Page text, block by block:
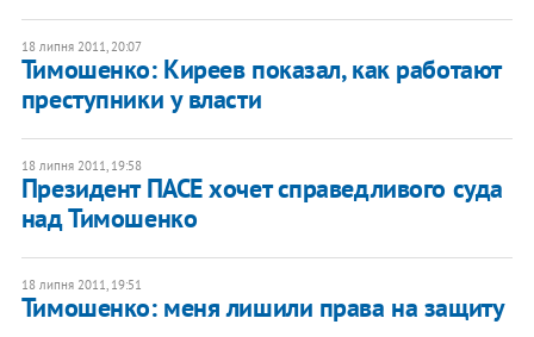
18 липня 2011, 20:07
Тимошенко: Киреев показал, как работают
преступники у власти
18 липня 2011, 19:58
Президент ПАСЕ хочет справедливого суда
над Тимошенко
18 липня 2011, 19:51
Тимошенко: меня лишили права на защиту